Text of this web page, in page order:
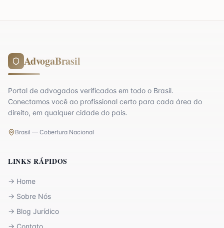
AdvogaBrasil
Portal de advogados verificados em todo o Brasil.
Conectamos você ao profissional certo para cada área do
direito, em qualquer cidade do país.
Brasil — Cobertura Nacional
LINKS RÁPIDOS
→ Home
→ Sobre Nós
→ Blog Jurídico
→ Contato